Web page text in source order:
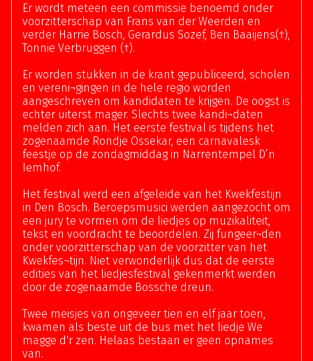
Er wordt meteen een commissie benoemd onder
voorzitterschap van Frans van der Weerden en
verder Harrie Bosch, Gerardus Sozef, Ben Baaijens(†),
Tonnie Verbruggen (†).
Er worden stukken in de krant gepubliceerd, scholen
en vereni¬gingen in de hele regio worden
aangeschreven om kandidaten te krijgen. De oogst is
echter uiterst mager. Slechts twee kandi¬daten
melden zich aan. Het eerste festival is tijdens het
zogenaamde Rondje Ossekar, een carnavalesk
feestje op de zondagmiddag in Narrentempel D’n
Iemhof.
Het festival werd een afgeleide van het Kwekfestijn
in Den Bosch. Beroepsmusici werden aangezocht om
een jury te vormen om de liedjes op muzikaliteit,
tekst en voordracht te beoordelen. Zij fungeer¬den
onder voorzitterschap van de voorzitter van het
Kwekfes¬tijn. Niet verwonderlijk dus dat de eerste
edities van het liedjesfestival gekenmerkt werden
door de zogenaamde Bossche dreun.
Twee meisjes van ongeveer tien en elf jaar toen,
kwamen als beste uit de bus met het liedje We
magge d'r zen. Helaas bestaan er geen opnames
van.